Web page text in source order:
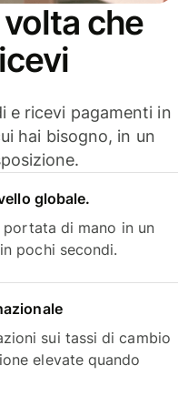
che
e ricevi pagamenti in
hai bisogno, in un
globale.
di mano in un
pochi secondi.
sui tassi di cambio
elevate quando